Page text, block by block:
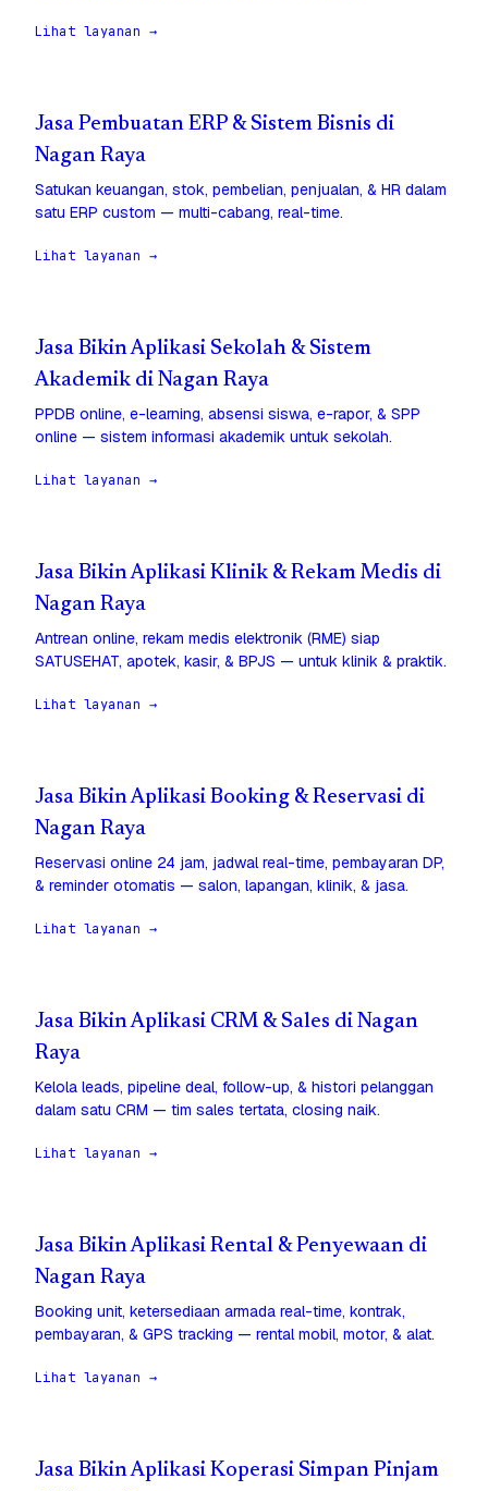
Lihat layanan →
Jasa Pembuatan ERP & Sistem Bisnis di
Nagan Raya
Satukan keuangan, stok, pembelian, penjualan, & HR dalam
satu ERP custom — multi-cabang, real-time.
Lihat layanan →
Jasa Bikin Aplikasi Sekolah & Sistem
Akademik di Nagan Raya
PPDB online, e-learning, absensi siswa, e-rapor, & SPP
online — sistem informasi akademik untuk sekolah.
Lihat layanan →
Jasa Bikin Aplikasi Klinik & Rekam Medis di
Nagan Raya
Antrean online, rekam medis elektronik (RME) siap
SATUSEHAT, apotek, kasir, & BPJS — untuk klinik & praktik.
Lihat layanan →
Jasa Bikin Aplikasi Booking & Reservasi di
Nagan Raya
Reservasi online 24 jam, jadwal real-time, pembayaran DP,
& reminder otomatis — salon, lapangan, klinik, & jasa.
Lihat layanan →
Jasa Bikin Aplikasi CRM & Sales di Nagan
Raya
Kelola leads, pipeline deal, follow-up, & histori pelanggan
dalam satu CRM — tim sales tertata, closing naik.
Lihat layanan →
Jasa Bikin Aplikasi Rental & Penyewaan di
Nagan Raya
Booking unit, ketersediaan armada real-time, kontrak,
pembayaran, & GPS tracking — rental mobil, motor, & alat.
Lihat layanan →
Jasa Bikin Aplikasi Koperasi Simpan Pinjam